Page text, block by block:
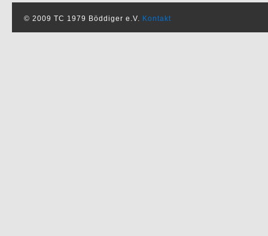
© 2009 TC 1979 Böddiger e.V. Kontakt